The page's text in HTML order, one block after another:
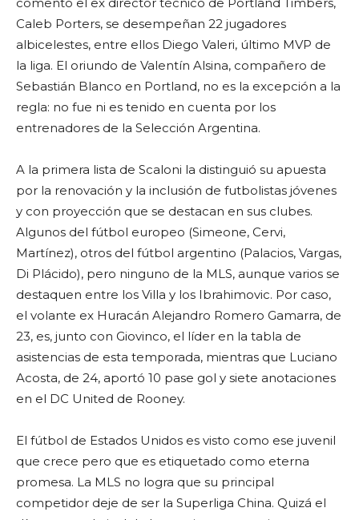
Caleb Porters, se desempeñan 22 jugadores
albicelestes, entre ellos Diego Valeri, último MVP de
la liga. El oriundo de Valentín Alsina, compañero de
Sebastián Blanco en Portland, no es la excepción a la
regla: no fue ni es tenido en cuenta por los
entrenadores de la Selección Argentina.
A la primera lista de Scaloni la distinguió su apuesta
por la renovación y la inclusión de futbolistas jóvenes
y con proyección que se destacan en sus clubes.
Algunos del fútbol europeo (Simeone, Cervi,
Martínez), otros del fútbol argentino (Palacios, Vargas,
Di Plácido), pero ninguno de la MLS, aunque varios se
destaquen entre los Villa y los Ibrahimovic. Por caso,
el volante ex Huracán Alejandro Romero Gamarra, de
23, es, junto con Giovinco, el líder en la tabla de
asistencias de esta temporada, mientras que Luciano
Acosta, de 24, aportó 10 pase gol y siete anotaciones
en el DC United de Rooney.
El fútbol de Estados Unidos es visto como ese juvenil
que crece pero que es etiquetado como eterna
promesa. La MLS no logra que su principal
competidor deje de ser la Superliga China. Quizá el